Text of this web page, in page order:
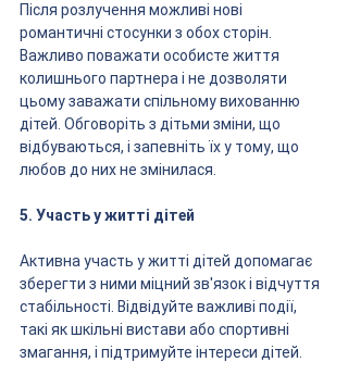
Після розлучення можливі нові
романтичні стосунки з обох сторін.
Важливо поважати особисте життя
колишнього партнера і не дозволяти
цьому заважати спільному вихованню
дітей. Обговоріть з дітьми зміни, що
відбуваються, і запевніть їх у тому, що
любов до них не змінилася.
5. Участь у житті дітей
Активна участь у житті дітей допомагає
зберегти з ними міцний зв'язок і відчуття
стабільності. Відвідуйте важливі події,
такі як шкільні вистави або спортивні
змагання, і підтримуйте інтереси дітей.